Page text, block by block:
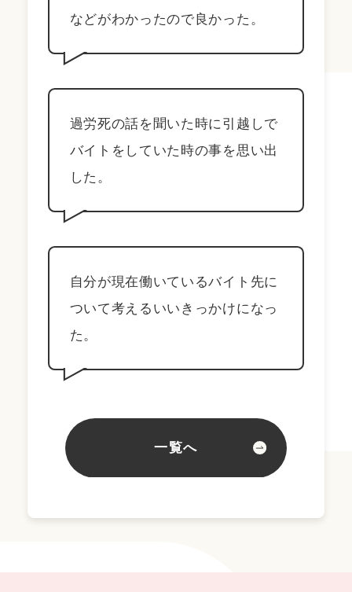
などがわかったので良かった。
過労死の話を聞いた時に引越しで
バイトをしていた時の事を思い出
した。
自分が現在働いているバイト先に
ついて考えるいいきっかけになっ
た。
一覧へ